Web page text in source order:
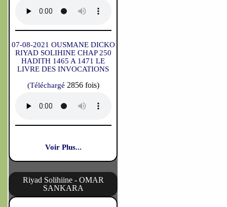
07-08-2021 OUSMANE DICKO
RIYAD SOLIHINE CHAP 250
HADITH 1465 A 1471 LE
LIVRE DES INVOCATIONS
(Téléchargé 2856 fois)
Voir Plus...
Riyad Solihiine - OMAR
SANKARA